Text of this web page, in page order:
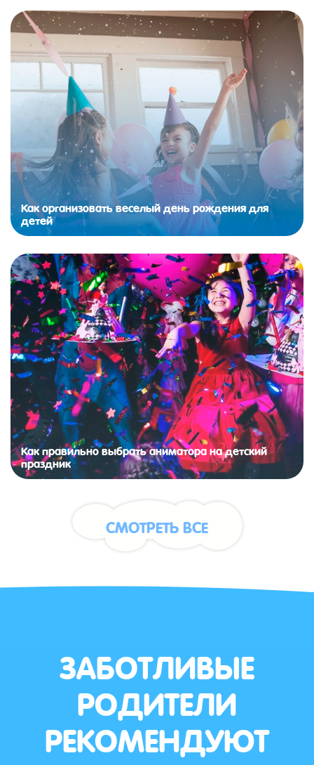
Как организовать веселый день рождения для
детей
Как правильно выбрать аниматора на детский
праздник
СМОТРЕТЬ ВСЕ
ЗАБОТЛИВЫЕ
РОДИТЕЛИ
РЕКОМЕНДУЮТ